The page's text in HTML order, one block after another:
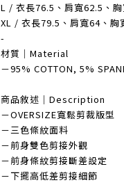
L / 衣長76.5、肩寬62.5、
XL / 衣長79.5、肩寬64、胸
-
材質｜Material
－95% COTTON, 5%
商品敘述｜Description
－OVERSIZE寬鬆剪裁版型
－三色條紋面料
－前身雙色剪接外觀
－前身條紋剪接斷差設定
－下擺高低差剪接細節